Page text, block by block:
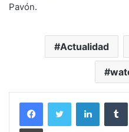
Pavón.
Actualidad
LinkedIn
Imprimir